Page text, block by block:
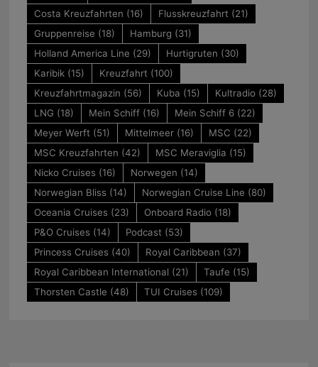
Costa Kreuzfahrten (16) Flusskreuzfahrt (21)
Gruppenreise (18) Hamburg (31)
Holland America Line (29) Hurtigruten (30)
Karibik(15) Kreuzfahrt (100)
Kreuzfahrtmagazin (56) Kuba (15) Kultradio(28)
LNG (18) Mein Schiff(16) Mein Schiff 6(22)
Meyer Werft (51) Mittelmeer(16) MSC (22)
MSC Kreuzfahrten (42) MSC Meraviglia (15)
Nicko Cruises (16) Norwegen (14)
Norwegian Bliss (14) Norwegian Cruise Line (80)
Oceania Cruises (23) Onboard Radio(18)
P&O Cruises (14) Podcast (53)
Princess Cruises (40) Royal Caribbean (37)
Royal Caribbean International (21) Taufe (15)
Thorsten Castle (48) TUI Cruises (109)